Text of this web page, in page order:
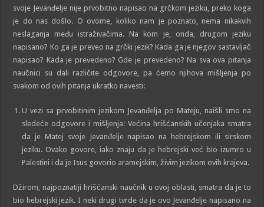
svoje Jevanđelje nije prvobitno napisao na grčkom jeziku, preko koga
je do nas došlo. O ovome, koliko nam je poznato, nema nikakvih
neslaganja među istraživačima. Na kom je, onda, drugom jeziku
napisano? Ko ga je preveo na grčki jezik? Kada ga je njegov sastavljač
napisao? Kada je prevedeno? Gde je prevedeno? Na sva ova pitanja
naučnici su dali različite odgovore, pa ćemo njihova mišljenja po
svakom od ovih pitanja ukratko navesti:
U vezi sa prvobitinim jezikom Jevanđelja po Mateju, naišli smo na
sledeće odgovore i mišljenja: Većina hrišćanskih učenjaka smatra
da je Matej svoje Jevanđelje napisao na hebrejskom ili sirskom
jeziku. Ovako govore, iako znaju da je hebrejski već bio izumro u
Palestini i da je Isus govorio aramejskim, živim jezikom ovih krajeva.
Džirom, najpoznatiji hrišćanski naučnik u ovoj oblasti, smatra da je to
bio hebrejski jezik. I neki drugi tvrde da je ovo Jevanđelje napisano na